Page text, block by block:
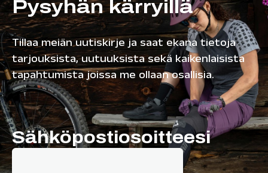
Pysyhän kärryillä
Tillaa meiän uutiskirje ja saat ekana tietoja
tarjouksista, uutuuksista sekä kaikenlaisista
tapahtumista joissa me ollaan osallisia.
Sähköpostiosoitteesi